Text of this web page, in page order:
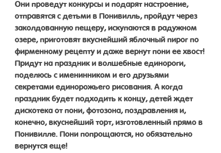
отправятся с детьми в Понивилль, пройдут через
заколдованную пещеру, искупаются в радужном
озере, приготовят вкуснейший яблочный пирог по
фирменному рецепту и даже вернут пони ее хвост!
Придут на праздник и волшебные единороги,
поделюсь с именинником и его друзьями
секретами единорожьего рисования. А когда
праздник будет подходить к концу, детей ждет
дискотека от пони, фотозона, поздравления и,
конечно, вкуснейший торт, изготовленный прямо в
Понивилле. Пони попрощаются, но обязательно
вернутся еще!